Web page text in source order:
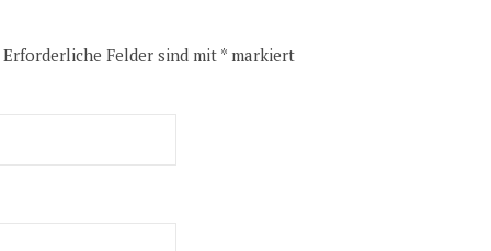
Erforderliche Felder sind mit * markiert